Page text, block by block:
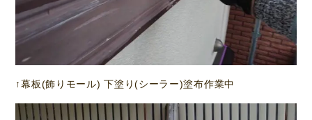
↑幕板(飾りモール) 下塗り(シーラー)塗布作業中